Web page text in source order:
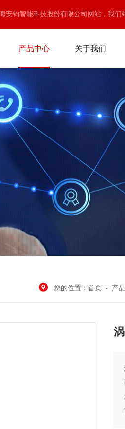
安钧智能科技股份有限公司网站，我们
产品中心 关于我们
您的位置：首页 - 产